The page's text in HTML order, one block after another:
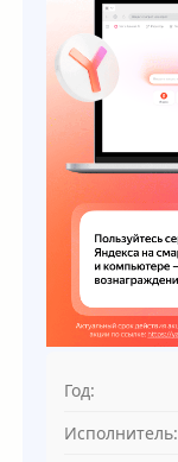
Год:
Исполнитель: